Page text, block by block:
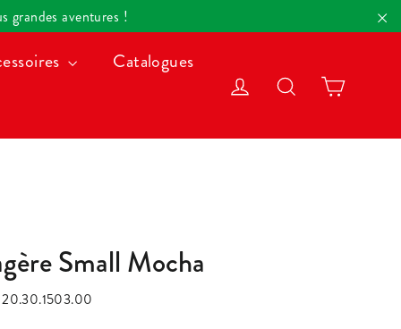
grandes aventures !
Catalogues
Se connecter
Rechercher
Small Mocha
20.30.1503.00